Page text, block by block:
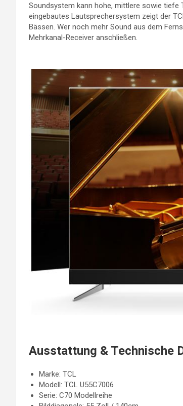
Soundsystem kann hohe, mittlere sowie tiefe
eingebautes Lautsprechersystem zeigt der
Bässen. Wer noch mehr Sound aus dem
Mehrkanal-Receiver anschließen.
Ausstattung & Technische
Marke: TCL
Modell: TCL U55C7006
Serie: C70 Modellreihe